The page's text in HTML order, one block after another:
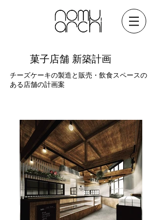
​菓子店舗 新築計画
チーズケーキの製造と販売・飲食スペースの
ある店舗の計画案